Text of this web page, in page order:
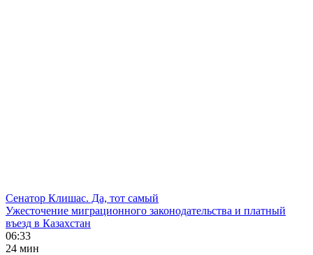
Сенатор Клишас. Да, тот самый
Ужесточение миграционного законодательства и платный
въезд в Казахстан
06:33
24 мин